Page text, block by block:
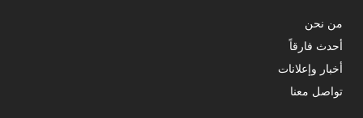
من نحن
أحدث فارقاً
أخبار وإعلانات
تواصل معنا